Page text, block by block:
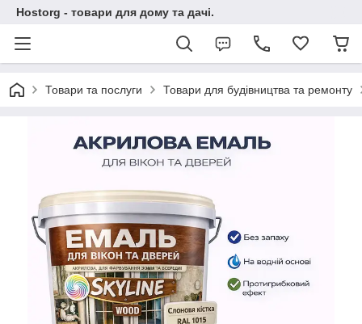
Hostorg - товари для дому та дачі.
Товари та послуги Товари для будівництва та ремонту